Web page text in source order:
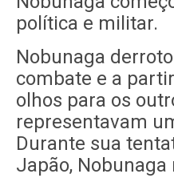
política e militar.
Nobunaga
combate e a
olhos para os
representavam
Durante sua
Japão,